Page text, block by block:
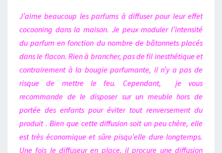
J’aime beaucoup les parfums à diffuser pour leur effet
cocooning dans la maison. Je peux moduler l’intensité
du parfum en fonction du nombre de bâtonnets placés
dans le flacon. Rien à brancher, pas de fil inesthétique et
contrairement à la bougie parfumante, il n’y a pas de
risque de mettre le feu. Cependant, je vous
recommande de le disposer sur un meuble hors de
portée des enfants pour éviter tout renversement du
produit . Bien que cette diffusion soit un peu chère, elle
est très économique et sûre pisqu’elle dure longtemps.
Une fois le diffuseur en place, il procure une diffusion